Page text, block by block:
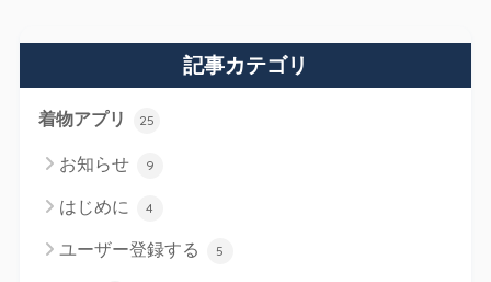
記事カテゴリ
着物アプリ 25
お知らせ 9
はじめに 4
ユーザー登録する 5